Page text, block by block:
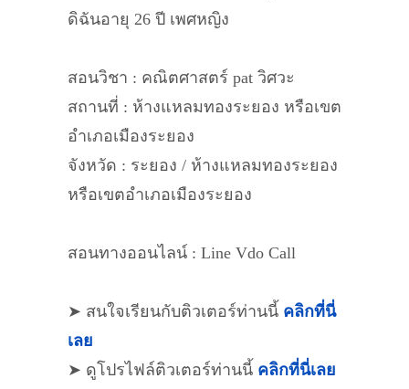
ดิฉันอายุ 26 ปี เพศหญิง
สอนวิชา : คณิตศาสตร์ pat วิศวะ
สถานที่ : ห้างแหลมทองระยอง หรือเขต
อำเภอเมืองระยอง
จังหวัด : ระยอง / ห้างแหลมทองระยอง
หรือเขตอำเภอเมืองระยอง
สอนทางออนไลน์ : Line Vdo Call
➤ สนใจเรียนกับติวเตอร์ท่านนี้ คลิกที่นี่
เลย
➤ ดูโปรไฟล์ติวเตอร์ท่านนี้ คลิกที่นี่เลย